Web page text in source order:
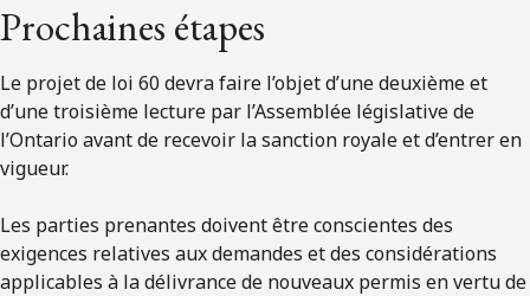
Prochaines étapes
Le projet de loi 60 devra faire l’objet d’une deuxième et
d’une troisième lecture par l’Assemblée législative de
l’Ontario avant de recevoir la sanction royale et d’entrer en
vigueur.
Les parties prenantes doivent être conscientes des
exigences relatives aux demandes et des considérations
applicables à la délivrance de nouveaux permis en vertu de